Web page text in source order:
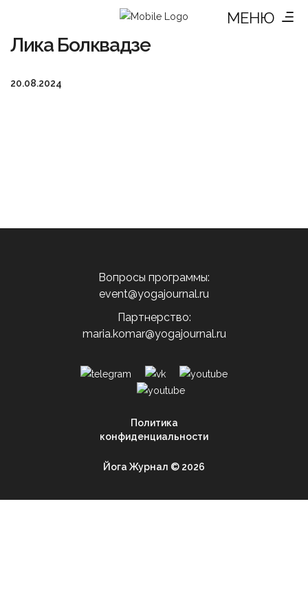
МЕНЮ
Лика Болквадзе
20.08.2024
Вопросы программы:
event@yogajournal.ru
Партнерство:
maria.komar@yogajournal.ru
Политика
конфиденциальности
Йога Журнал © 2026